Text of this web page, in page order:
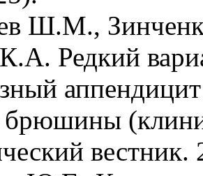
Ш.М.,
Редкий
брюшины